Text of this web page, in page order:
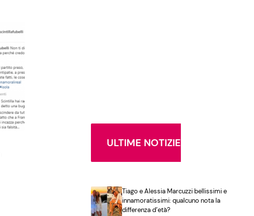
ULTIME NOTIZIE
Tiago e Alessia Marcuzzi bellissimi e
innamoratissimi: qualcuno nota la
differenza d’età?